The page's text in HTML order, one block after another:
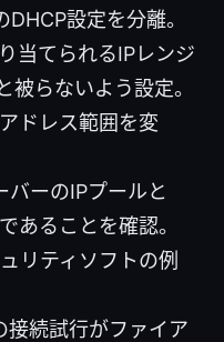
設定を分離。
当てられるIPレンジ
被らないよう設定。
ドレス範囲を変
バーのIPプールと
あることを確認。
リティソフトの例
続試行がファイア